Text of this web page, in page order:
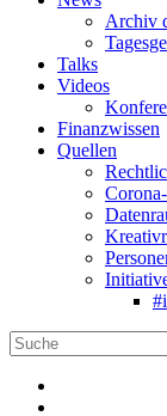
Archiv
Talks
Videos
Finanzwissen
Quellen